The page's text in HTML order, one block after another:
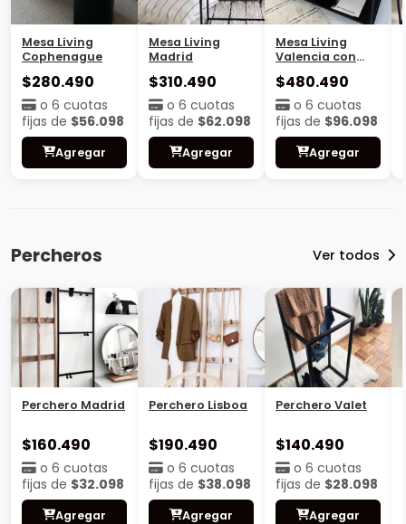
Mesa Living
Cophenague
$280.490
o 6 cuotas
fijas de $56.098
Agregar
Mesa Living
Madrid
$310.490
o 6 cuotas
fijas de $62.098
Agregar
Mesa Living
Valencia con
$480.490
o 6 cuotas
fijas de $96.098
Agregar
Percheros Ver todos
Perchero Madrid
$160.490
o 6 cuotas
fijas de $32.098
Agregar
Perchero Lisboa
$190.490
o 6 cuotas
fijas de $38.098
Agregar
Perchero Valet
$140.490
o 6 cuotas
fijas de $28.098
Agregar